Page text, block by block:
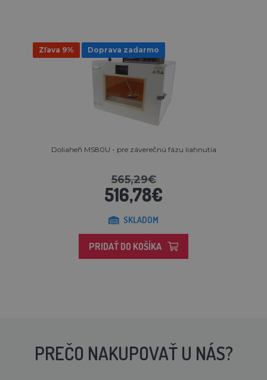
Zľava 9% Doprava zadarmo
Doliaheň MS80U - pre záverečnú fázu liahnutia
565,29€
516,78€
SKLADOM
PRIDAŤ DO KOŠÍKA
PREČO NAKUPOVAŤ U NÁS?